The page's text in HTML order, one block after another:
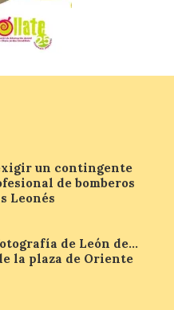
la
la sección
de
Aller Aller
un contingente
de bomberos
Leonés
de León de…
la plaza de Oriente